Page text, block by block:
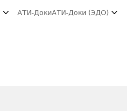
АТИ-ДокиАТИ-Доки (ЭДО)